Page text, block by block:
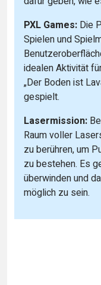
PXL Games: Die
Spielen und
idealen Aktivität
„Der Boden ist
gespielt.
Lasermission:
Raum voller
zu berühren, um
zu bestehen. Es
überwinden und
möglich zu sein.